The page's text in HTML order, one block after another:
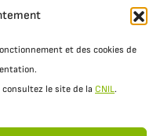
et des cookies de
consultez le site de la CNIL.